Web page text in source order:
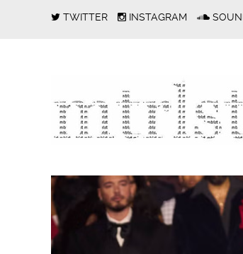
TWITTER INSTAGRAM